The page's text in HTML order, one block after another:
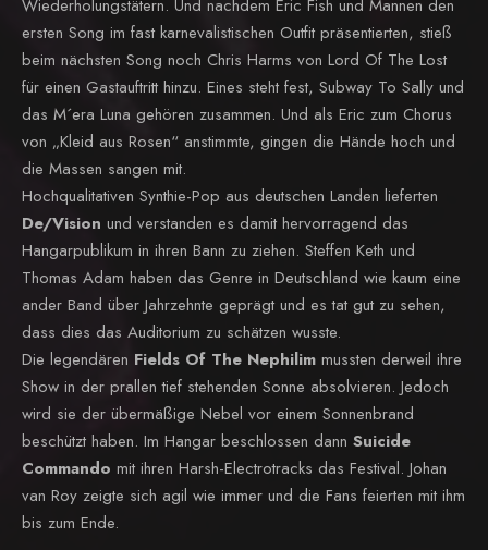
Wiederholungstätern. Und nachdem Eric Fish und Mannen den
ersten Song im fast karnevalistischen Outfit präsentierten, stieß
beim nächsten Song noch Chris Harms von Lord Of The Lost
für einen Gastauftritt hinzu. Eines steht fest, Subway To Sally und
das M´era Luna gehören zusammen. Und als Eric zum Chorus
von „Kleid aus Rosen“ anstimmte, gingen die Hände hoch und
die Massen sangen mit.
Hochqualitativen Synthie-Pop aus deutschen Landen lieferten
De/Vision und verstanden es damit hervorragend das
Hangarpublikum in ihren Bann zu ziehen. Steffen Keth und
Thomas Adam haben das Genre in Deutschland wie kaum eine
ander Band über Jahrzehnte geprägt und es tat gut zu sehen,
dass dies das Auditorium zu schätzen wusste.
Die legendären Fields Of The Nephilim mussten derweil ihre
Show in der prallen tief stehenden Sonne absolvieren. Jedoch
wird sie der übermäßige Nebel vor einem Sonnenbrand
beschützt haben. Im Hangar beschlossen dann Suicide
Commando mit ihren Harsh-Electrotracks das Festival. Johan
van Roy zeigte sich agil wie immer und die Fans feierten mit ihm
bis zum Ende.